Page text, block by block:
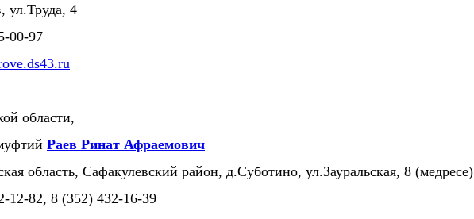
ул.Труда, 4
00-97
области,
Раев Ринат Афраемович
область, Сафакулевский район, д.Суботино, ул.Зауральская, 8 (медресе)
12-82, 8 (352) 432-16-39